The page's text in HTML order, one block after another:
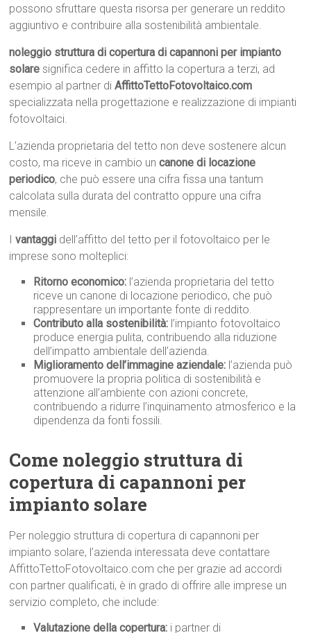
possono sfruttare questa risorsa per generare un reddito
aggiuntivo e contribuire alla sostenibilità ambientale.
noleggio struttura di copertura di capannoni per impianto
solare significa cedere in affitto la copertura a terzi, ad
esempio al partner diAffittoTettoFotovoltaico.com
specializzata nella progettazione e realizzazione di impianti
fotovoltaici.
L’azienda proprietaria del tetto non deve sostenere alcun
costo, ma riceve in cambio uncanone di locazione
periodico, che può essere una cifra fissa una tantum
calcolata sulla durata del contratto oppure una cifra
mensile.
Ivantaggi dell’affitto del tetto per il fotovoltaico per le
imprese sono molteplici:
Ritorno economico: l’azienda proprietaria del tetto
riceve un canone di locazione periodico, che può
rappresentare un importante fonte di reddito.
Contributo alla sostenibilità: l’impianto fotovoltaico
produce energia pulita, contribuendo alla riduzione
dell’impatto ambientale dell’azienda.
Miglioramento dell’immagine aziendale: l’azienda può
promuovere la propria politica di sostenibilità e
attenzione all’ambiente con azioni concrete,
contribuendo a ridurre l’inquinamento atmosferico e la
dipendenza da fonti fossili.
Come noleggio struttura di
copertura di capannoni per
impianto solare
Per noleggio struttura di copertura di capannoni per
impianto solare, l’azienda interessata deve contattare
AffittoTettoFotovoltaico.com che per grazie ad accordi
con partner qualificati, è in grado di offrire alle imprese un
servizio completo, che include:
Valutazione della copertura: i partner di